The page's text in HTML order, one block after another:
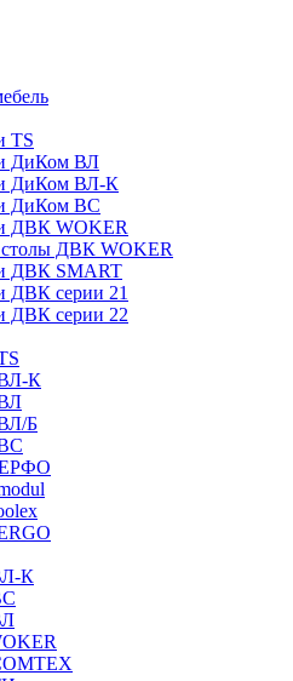
TS
ДиКом ВЛ
ДиКом ВЛ-К
ДиКом ВС
ДВК WOKER
столы ДВК WOKER
ДВК SMART
ДВК серии 21
ДВК серии 22
К
Б
К